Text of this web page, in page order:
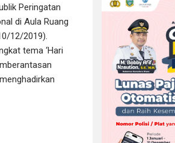
Peringatan
di Aula Ruang
12/2019).
tema ‘Hari